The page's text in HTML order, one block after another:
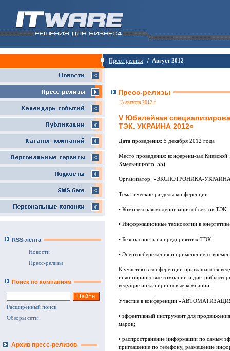
Пресс-релизы / Август 2012
RSS-лента
Новости
Пресс-релизы
Поиск по компаниям
Расширенный поиск
Обзоры сети
Архив пресс-релизов
Пресс-релизы
13 августа 2012 г
V Юбилейная
ТЭК. УКРАИНА 2012»
Дата проведения: 5 декабря 2012 года
Место проведения: конференц-зал
Хмельницкого, 55)
Организатор: «ЭКСПОТРОНИКА-
Тематические разделы конференции:
• Комплексная модернизация объектов ТЭК
• Информационные технологии в энергетике
• Безопасность на предприятиях ТЭК
• Энергосбережения и применение
К участию в конференции приглашаются
инжиниринговые компании и
ведущие инжиниринговые компании.
Участие в конференции
• эффективный инструмент для
марок;
• распространение информации по самым
приглашение по телефону, размещение